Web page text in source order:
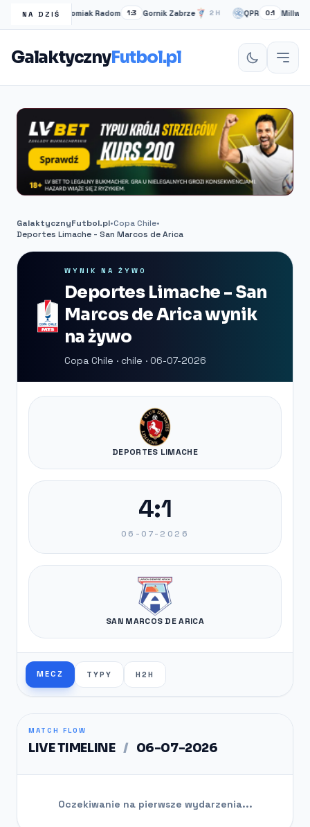
NA DZIŚ
FT Radomiak Radom 1:3 Gornik Zabrze 2H QPR 0:1 Millwall
GalaktycznyFutbol.pl
GalaktycznyFutbol.pl•Copa Chile•
Deportes Limache - San Marcos de Arica
WYNIK NA ŻYWO
Deportes Limache - San
Marcos de Arica wynik
na żywo
Copa Chile · chile · 06-07-2026
DEPORTES LIMACHE
4:1
06-07-2026
SAN MARCOS DE ARICA
MECZ TYPY H2H
MATCH FLOW
LIVE TIMELINE / 06-07-2026
Oczekiwanie na pierwsze wydarzenia...